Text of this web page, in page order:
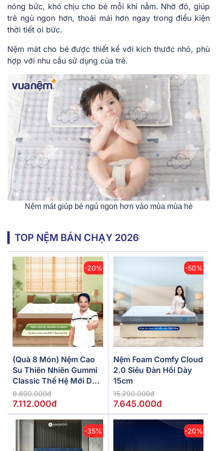
nóng bức, khó chịu cho bé mỗi khi nằm. Nhờ đó, giúp
trẻ ngủ ngon hơn, thoải mái hơn ngay trong điều kiện
thời tiết oi bức.
Nệm mát cho bé được thiết kế với kích thước nhỏ, phù
hợp với nhu cầu sử dụng của trẻ.
Nệm mát giúp bé ngủ ngon hơn vào mùa mùa hè
TOP NỆM BÁN CHẠY 2026
-20%
(Quà 8 Món) Nệm Cao
Su Thiên Nhiên Gummi
Classic Thế Hệ Mới Dày
5/10/15cm
8.890.000đ
7.112.000đ
-50%
Nệm Foam Comfy Cloud
2.0 Siêu Đàn Hồi Dày
15cm
15.290.000đ
7.645.000đ
-35% -20%